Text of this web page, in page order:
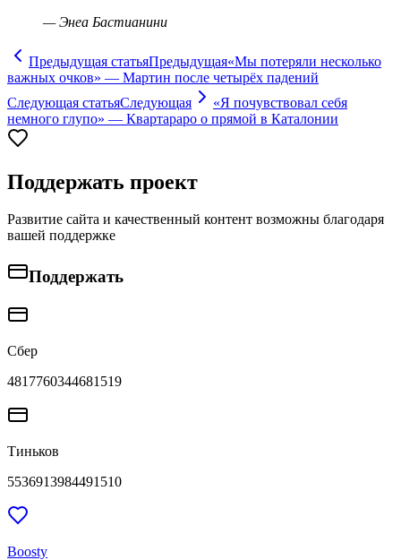
—Энеа Бастианини
Предыдущая статьяПредыдущая«Мы потеряли несколько
важных очков» — Мартин после четырёх падений
Следующая статьяСледующая
«Я почувствовал себя
немного глупо» — Квартараро о прямой в Каталонии
Поддержать проект
Развитие сайта и качественный контент возможны благодаря
вашей поддержке
Поддержать
Сбер
4817760344681519
Тиньков
5536913984491510
Boosty